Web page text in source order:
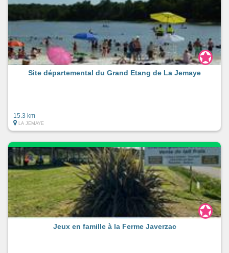
Site départemental du Grand Etang de La Jemaye
15.3 km
LA JEMAYE
Jeux en famille à la Ferme Javerzac